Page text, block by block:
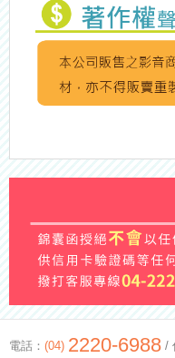
電話： (04) 2220-6988 /